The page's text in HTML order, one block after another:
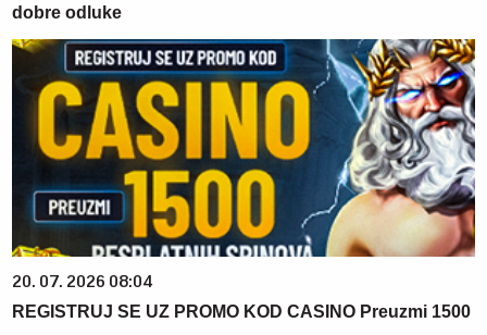
dobre odluke
20. 07. 2026 08:04
REGISTRUJ SE UZ PROMO KOD CASINO Preuzmi 1500